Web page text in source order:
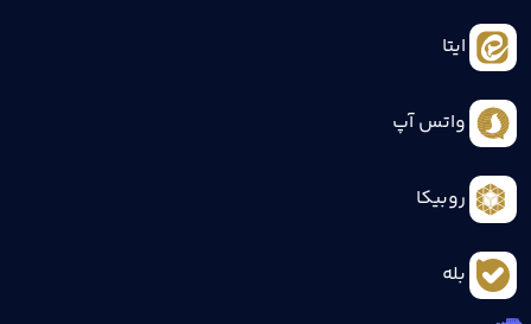
ایتا
واتس آپ
روبیکا
بله